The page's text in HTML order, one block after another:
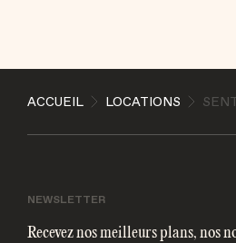
J'accepte que les informations
ACCUEIL LOCATIONS
NEWSLETTER
Recevez nos meilleurs plans, nos